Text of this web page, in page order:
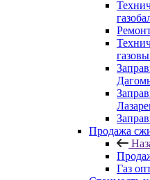
Продажа
Газ